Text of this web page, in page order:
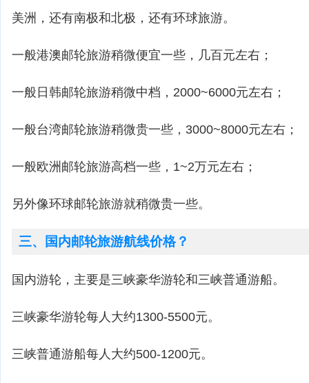
美洲，还有南极和北极，还有环球旅游。
一般港澳邮轮旅游稍微便宜一些，几百元左右；
一般日韩邮轮旅游稍微中档，2000~6000元左右；
一般台湾邮轮旅游稍微贵一些，3000~8000元左右；
一般欧洲邮轮旅游高档一些，1~2万元左右；
另外像环球邮轮旅游就稍微贵一些。
三、国内邮轮旅游航线价格？
国内游轮，主要是三峡豪华游轮和三峡普通游船。
三峡豪华游轮每人大约1300-5500元。
三峡普通游船每人大约500-1200元。